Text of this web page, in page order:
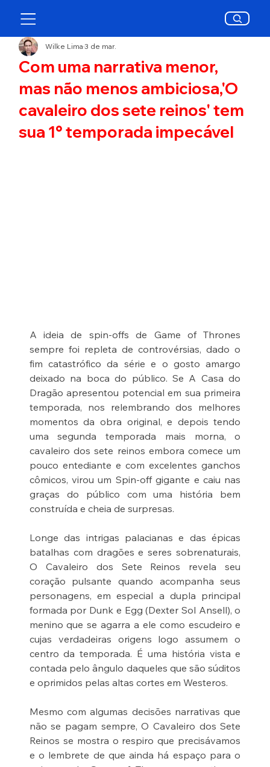
Com uma narrativa menor,
mas não menos ambiciosa,'O
cavaleiro dos sete reinos' tem
sua 1° temporada impecável
Wilke Lima3 de mar.
A ideia de spin-offs de Game of Thrones
sempre foi repleta de controvérsias, dado o
fim catastrófico da série e o gosto amargo
deixado na boca do público. Se A Casa do
Dragão apresentou potencial em sua primeira
temporada, nos relembrando dos melhores
momentos da obra original, e depois tendo
uma segunda temporada mais morna, o
cavaleiro dos sete reinos embora comece um
pouco entediante e com excelentes ganchos
cômicos, virou um Spin-off gigante e caiu nas
graças do público com uma história bem
construída e cheia de surpresas.
Longe das intrigas palacianas e das épicas
batalhas com dragões e seres sobrenaturais,
O Cavaleiro dos Sete Reinos revela seu
coração pulsante quando acompanha seus
personagens, em especial a dupla principal
formada por Dunk e Egg (Dexter Sol Ansell), o
menino que se agarra a ele como escudeiro e
cujas verdadeiras origens logo assumem o
centro da temporada. É uma história vista e
contada pelo ângulo daqueles que são súditos
e oprimidos pelas altas cortes em Westeros.
Mesmo com algumas decisões narrativas que
não se pagam sempre, O Cavaleiro dos Sete
Reinos se mostra o respiro que precisávamos
e o lembrete de que ainda há espaço para o